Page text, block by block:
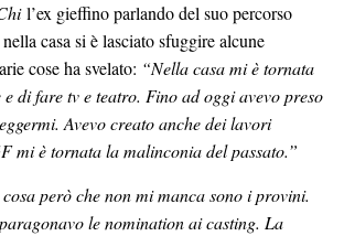
l’ex gieffino parlando del suo percorso
casa si è lasciato sfuggire alcune
cose ha svelato: “Nella casa mi è tornata
di fare tv e teatro. Fino ad oggi avevo preso
Avevo creato anche dei lavori
mi è tornata la malinconia del passato.”
cosa però che non mi manca sono i provini.
le nomination ai casting. La